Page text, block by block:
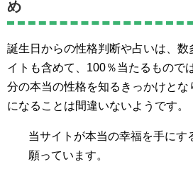
め
誕生日からの性格判断や占いは、数
イトも含めて、100％当たるもので
分の本当の性格を知るきっかけと
になることは間違いないようです。
当サイトが本当の幸福を手にす
願っています。